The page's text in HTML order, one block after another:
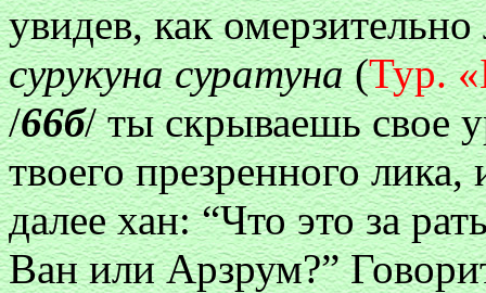
увидев, как омерзительно
сурукуна суратуна(Тур.
/66б/ ты скрываешь свое
твоего презренного
далее хан: “Что это за
Ван или Арзрум?”